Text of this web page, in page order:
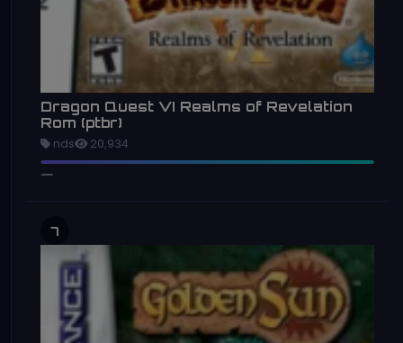
Dragon Quest VI Realms of Revelation
Rom (ptbr)
nds 20,934
7